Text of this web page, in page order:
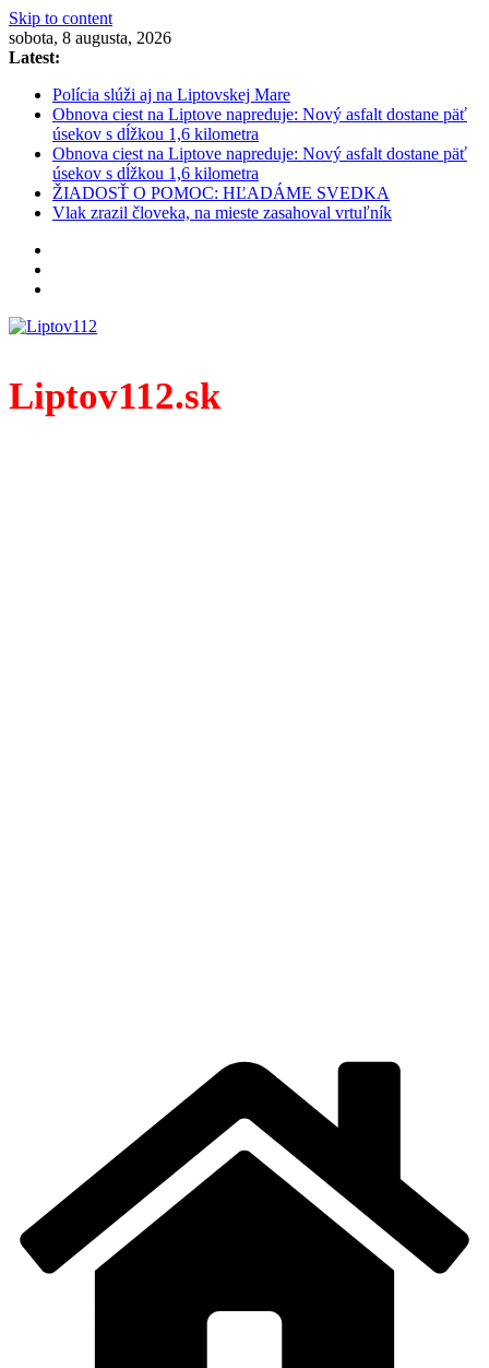
Skip to content
sobota, 8 augusta, 2026
Latest:
Polícia slúži aj na Liptovskej Mare
Obnova ciest na Liptove napreduje: Nový asfalt dostane päť
úsekov s dĺžkou 1,6 kilometra
Obnova ciest na Liptove napreduje: Nový asfalt dostane päť
úsekov s dĺžkou 1,6 kilometra
ŽIADOSŤ O POMOC: HĽADÁME SVEDKA
Vlak zrazil človeka, na mieste zasahoval vrtuľník
Liptov112.sk